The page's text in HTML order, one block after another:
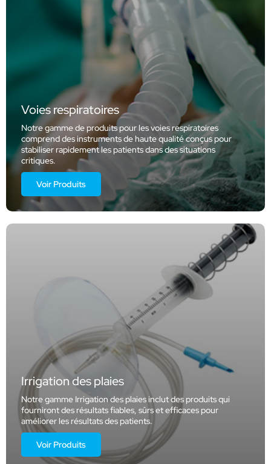
Voies respiratoires
Notre gamme de produits pour les voies respiratoires
comprend des instruments de haute qualité conçus pour
stabiliser rapidement les patients dans des situations
critiques.
Voir Produits
Irrigation des plaies
Notre gamme Irrigation des plaies inclut des produits qui
fourniront des résultats fiables, sûrs et efficaces pour
améliorer les résultats des patients.
Voir Produits